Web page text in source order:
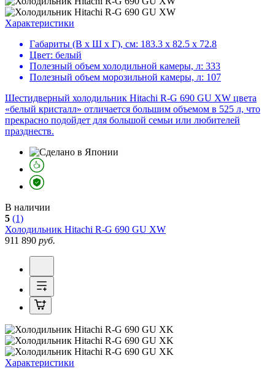
Характеристики
Габариты (В х Ш х Г), см: 183.3 х 82.5 х 72.8
Цвет: белый
Полезный объем холодильной камеры, л: 333
Полезный объем морозильной камеры, л: 107
Шестидверный холодильник Hitachi R-G 690 GU XW цвета
«белый кристалл» отличается большим объемом в 525 л, что
прекрасно подойдет для большой семьи или любителей
празднеств.
В наличии
5 (1)
Холодильник Hitachi R-G 690 GU XW
911 890 руб.
Характеристики